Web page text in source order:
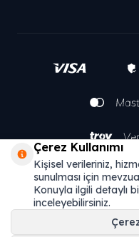
Çerez Kullanımı
Kişisel verileriniz,
sunulması için
Konuyla ilgili detaylı
inceleyebilirsiniz.